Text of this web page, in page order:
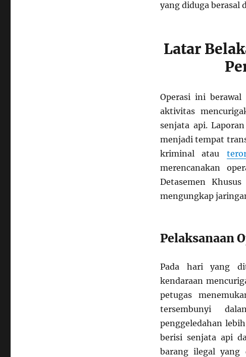
yang diduga berasal
Latar
Operasi ini
aktivitas
senjata api.
menjadi tempat
kriminal atau
merencanakan
Detasemen
mengungkap
Pelaksanaan
Pada hari yang
kendaraan
petugas
tersembunyi
penggeledahan
berisi senjata api
barang ilegal yang